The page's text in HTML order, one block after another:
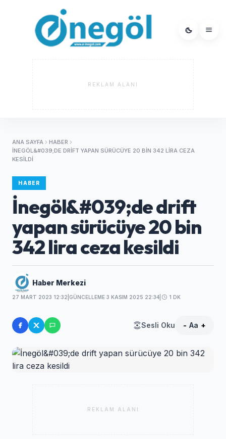
REKLAM ALANI
ANA SAYFA
HABER
İNEGÖL&#039;DE DRIFT YAPAN SÜRÜCÜYE 20 BIN 342 LIRA CEZA
KESILDI
HABER
İnegöl&#039;de drift
yapan sürücüye 20 bin
342 lira ceza kesildi
Haber Merkezi
27 MART 2023 12:32 GÜNCELLEME 3 KASIM 2025 22:34 1 DK
Sesli Oku - Aa +
REKLAM ALANI